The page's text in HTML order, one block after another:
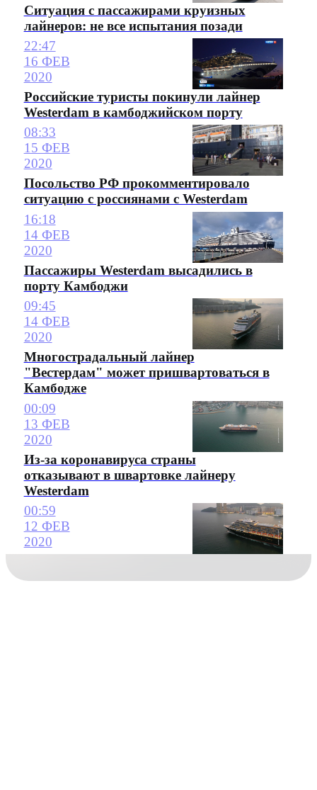
Ситуация с пассажирами круизных
лайнеров: не все испытания позади
22:47
16 ФЕВ
2020
Российские туристы покинули лайнер
Westerdam в камбоджийском порту
08:33
15 ФЕВ
2020
Посольство РФ прокомментировало
ситуацию с россиянами с Westerdam
16:18
14 ФЕВ
2020
Пассажиры Westerdam высадились в
порту Камбоджи
09:45
14 ФЕВ
2020
Многострадальный лайнер
"Вестердам" может пришвартоваться в
Камбодже
00:09
13 ФЕВ
2020
Из-за коронавируса страны
отказывают в швартовке лайнеру
Westerdam
00:59
12 ФЕВ
2020